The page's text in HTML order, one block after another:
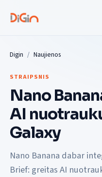
Digin Naujienos
STRAIPSNIS
Nano
AI
Galaxy
Nano Banana dabar
Brief: greitas AI